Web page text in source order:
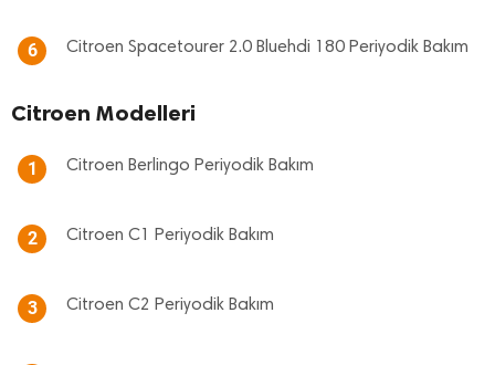
6 Citroen Spacetourer 2.0 Bluehdi 180 Periyodik Bakım
Citroen Modelleri
1 Citroen Berlingo Periyodik Bakım
2 Citroen C1 Periyodik Bakım
3 Citroen C2 Periyodik Bakım